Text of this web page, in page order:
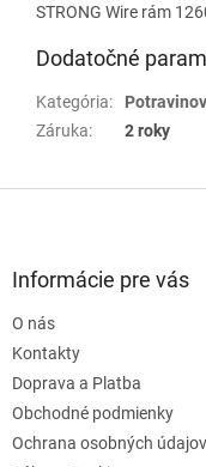
STRONG Wire rám
Dodatočné
Kategória:
Záruka: 2 roky
Informácie pre vás
O nás
Kontakty
Doprava a Platba
Obchodné podmienky
Ochrana osobných údajov